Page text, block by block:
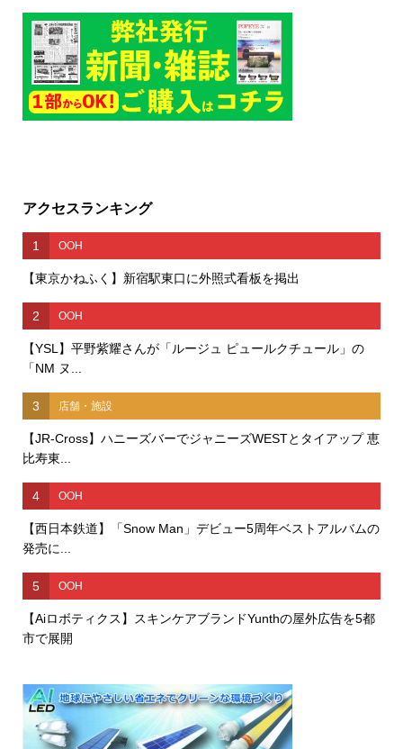
アクセスランキング
1 OOH
【東京かねふく】新宿駅東口に外照式看板を掲出
2 OOH
【YSL】平野紫耀さんが「ルージュ ピュールクチュール」の
「NM ヌ...
3 店舗・施設
【JR-Cross】ハニーズバーでジャニーズWESTとタイアップ 恵
比寿東...
4 OOH
【西日本鉄道】「Snow Man」デビュー5周年ベストアルバムの
発売に...
5 OOH
【Aiロボティクス】スキンケアブランドYunthの屋外広告を5都
市で展開